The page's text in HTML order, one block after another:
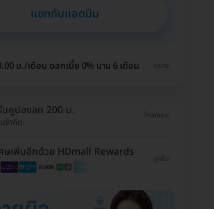
แชทกับแอดมิน
บ./เดือน ดอกเบี้ย 0% นาน 6 เดือน ขยาย
บคูปองลด 200 บ.
จำกัด
โหลดเลย
ษเพิ่มอีกด้วย HDmall Rewards
ดูเพิ่ม